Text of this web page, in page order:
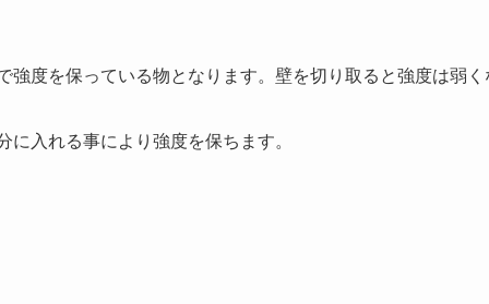
強度を保っている物となります。壁を切り取ると強度は弱く
入れる事により強度を保ちます。